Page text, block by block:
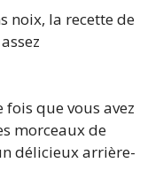
noix, la recette de
que vous avez
morceaux de
délicieux arrière-